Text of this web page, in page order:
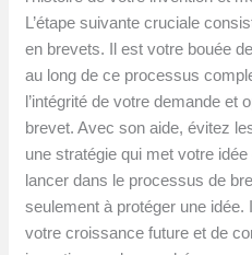
L’étape suivante cruciale
en brevets. Il est votre bouée
au long de ce processus
l’intégrité de votre demande et
brevet. Avec son aide, évitez
une stratégie qui met votre
lancer dans le processus de
seulement à protéger une idée.
votre croissance future et de